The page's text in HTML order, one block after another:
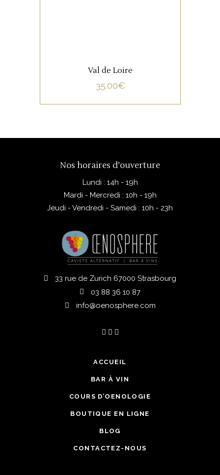
Val de Loire
35.00€
Nos horaires d’ouverture
Lundi : 14h - 19h
Mardi - Mercredi : 10h - 19h
Jeudi - Vendredi - Samedi : 10h - 23h
33 rue de Zurich 67000 Strasbourg
03 88 36 10 87
info@oenosphere.com
ACCUEIL
BAR À VIN
COURS D’OENOLOGIE
BOUTIQUE EN LIGNE
BLOG
CONTACTEZ-NOUS